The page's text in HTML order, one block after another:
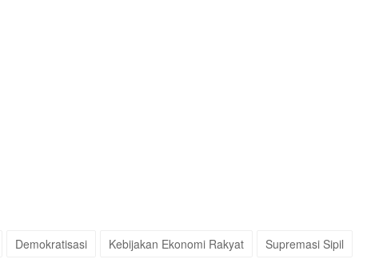
Demokratisasi Kebijakan Ekonomi Rakyat Supremasi Sipil